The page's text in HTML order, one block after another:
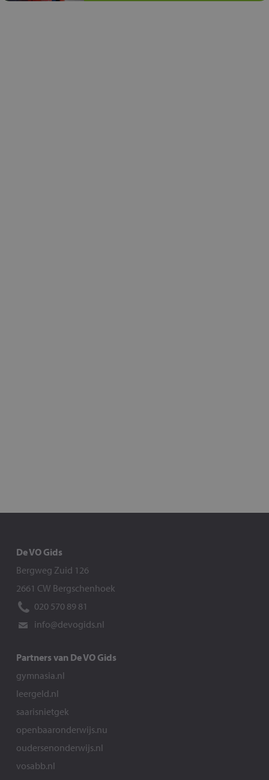
De VO Gids
Bergweg Zuid 126
2661 CW Bergschenhoek
020 570 89 81
info@devogids.nl
Partners van De VO Gids
gymnasia.nl
leergeld.nl
saarisnietgek
openbaaronderwijs.nu
oudersenonderwijs.nl
vosabb.nl